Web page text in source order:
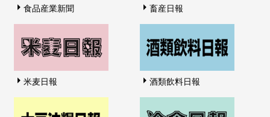
食品産業新聞 畜産日報
米麦日報 酒類飲料日報